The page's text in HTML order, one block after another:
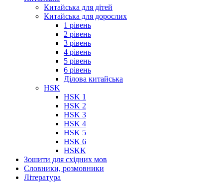
Китайська для дітей
Китайська для дорослих
1 рівень
2 рівень
3 рівень
4 рівень
5 рівень
6 рівень
Ділова китайська
HSK
HSK 1
HSK 2
HSK 3
HSK 4
HSK 5
HSK 6
HSKK
Зошити для східних мов
Словники, розмовники
Література